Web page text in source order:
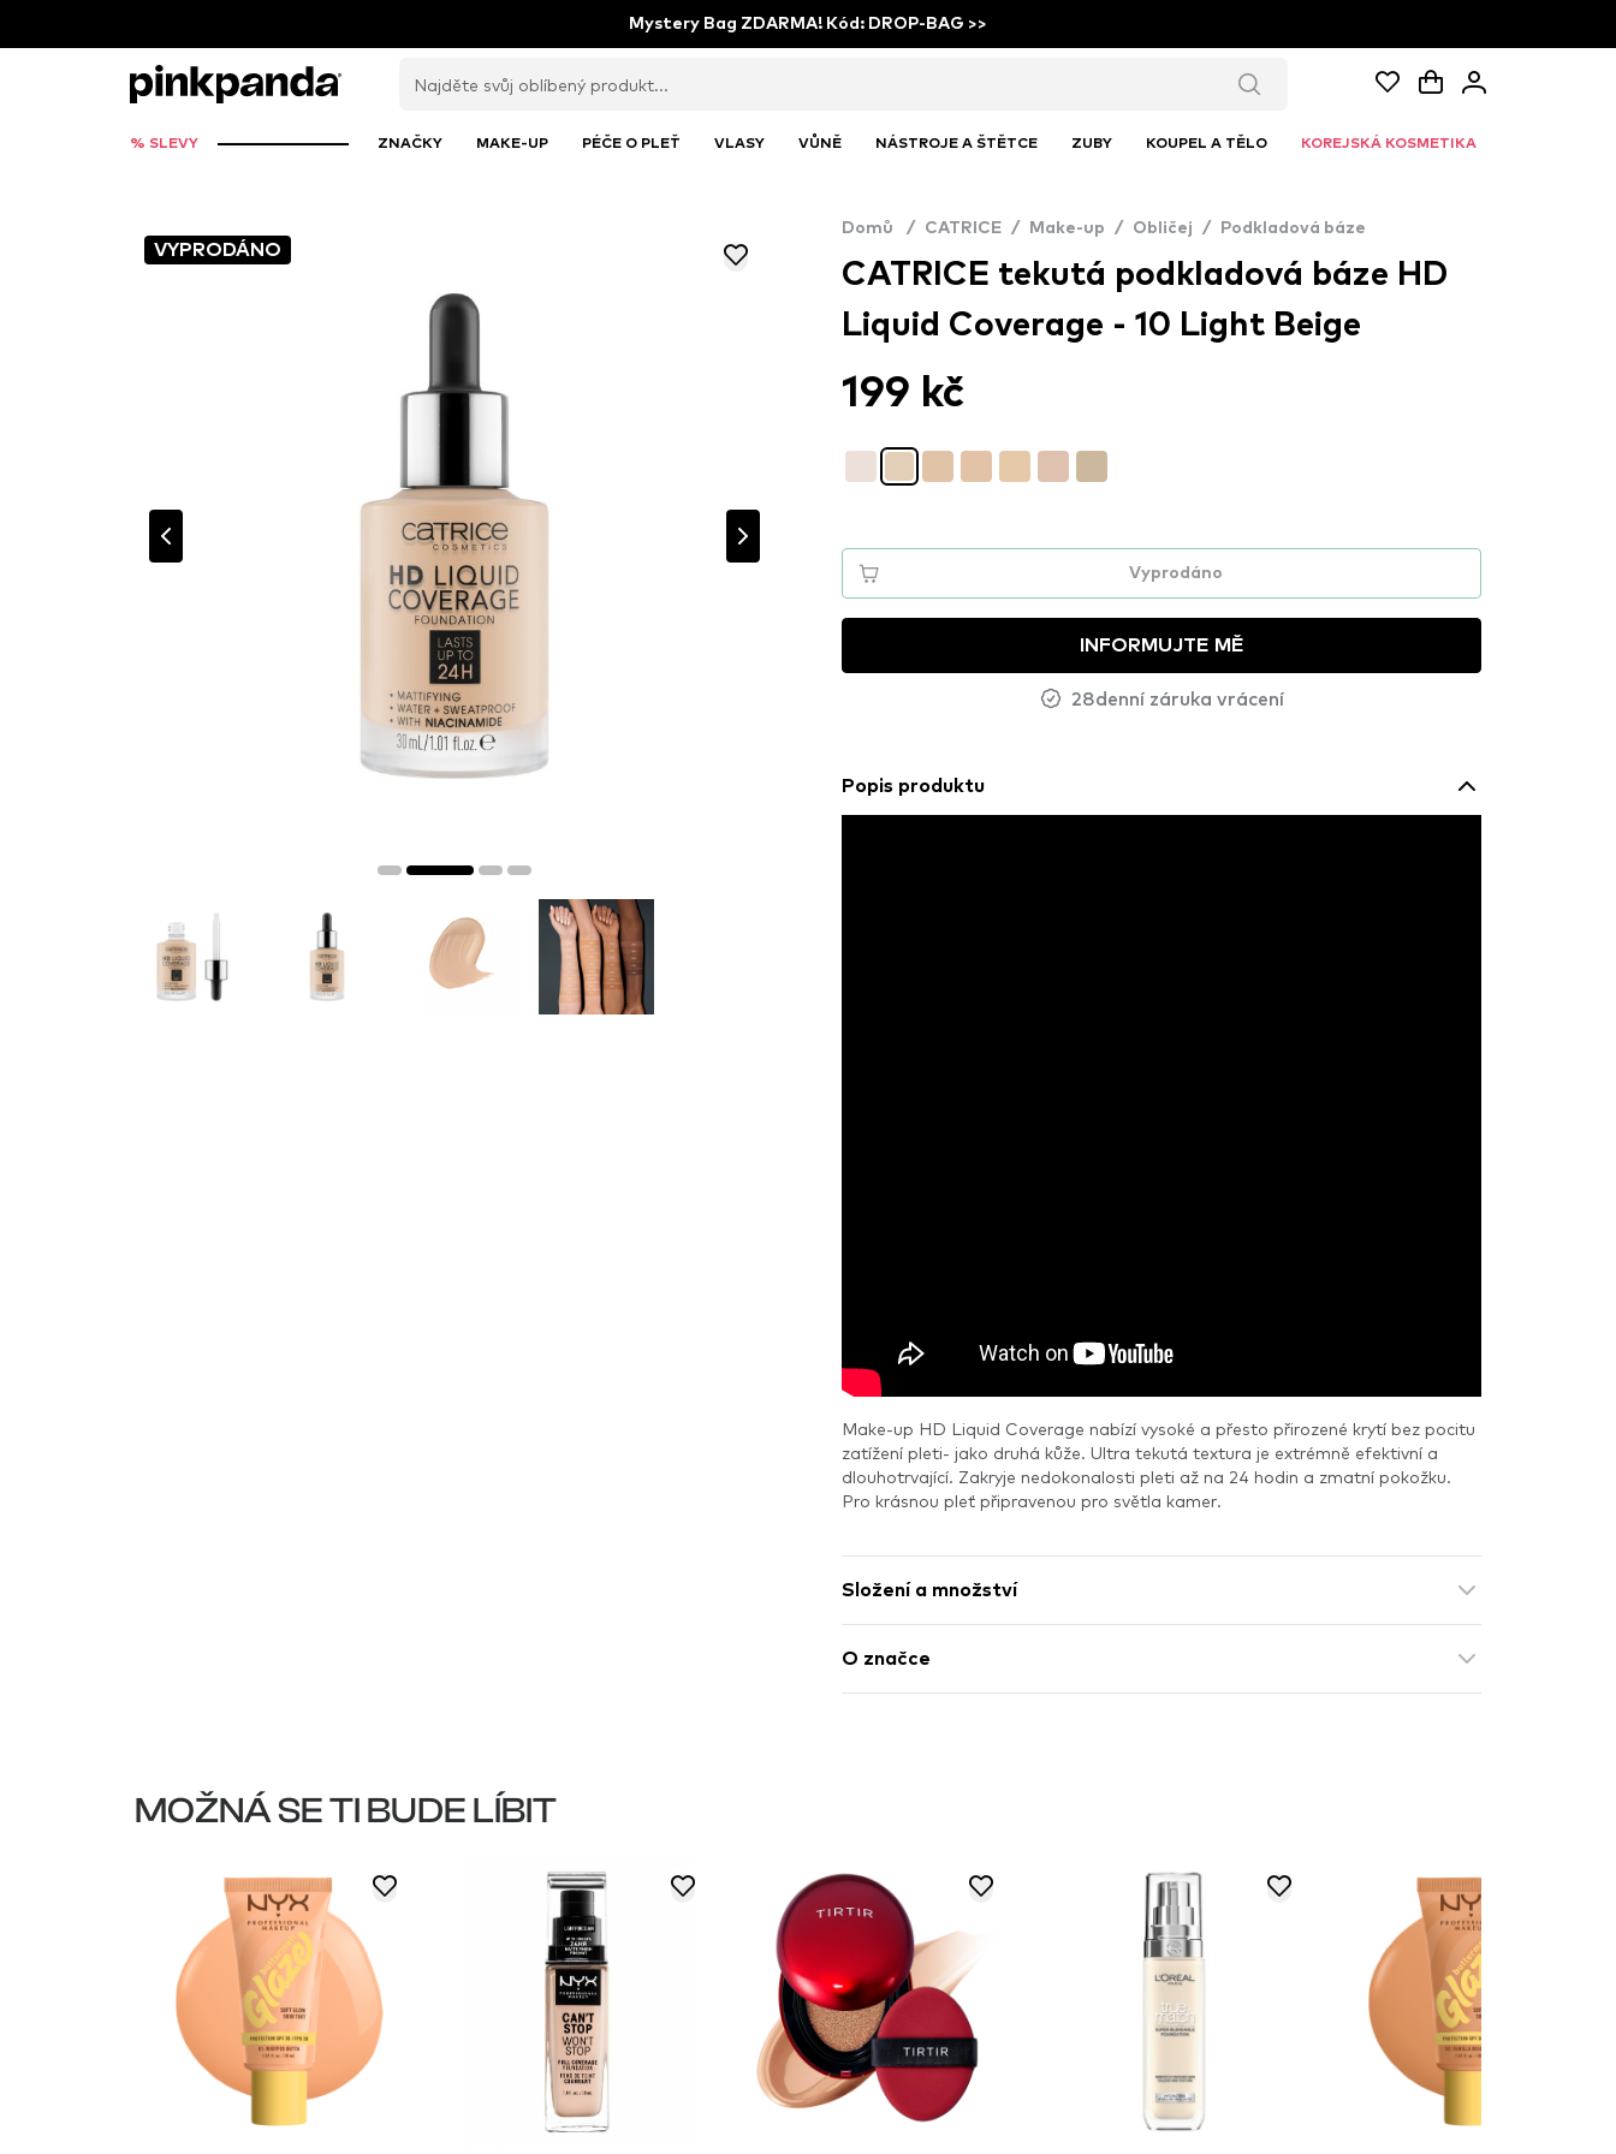
Mystery Bag ZDARMA! Kód: DROP-BAG >>
% SLEVY ZNAČKY MAKE-UP PÉČE O PLEŤ VLASY VŮNĚ NÁSTROJE A ŠTĚTCE ZUBY KOUPEL A TĚLO KOREJSKÁ KOSMETIKA
VYPRODÁNO
Domů / CATRICE / Make-up / Obličej / Podkladová báze
CATRICE tekutá podkladová báze HD
Liquid Coverage - 10 Light Beige
199 kč
Vyprodáno
INFORMUJTE MĚ
28denní záruka vrácení
Popis produktu
Make-up HD Liquid Coverage nabízí vysoké a přesto přirozené krytí bez pocitu
zatížení pleti- jako druhá kůže. Ultra tekutá textura je extrémně efektivní a
dlouhotrvající. Zakryje nedokonalosti pleti až na 24 hodin a zmatní pokožku.
Pro krásnou pleť připravenou pro světla kamer.
Složení a množství
O značce
MOŽNÁ SE TI BUDE LÍBIT